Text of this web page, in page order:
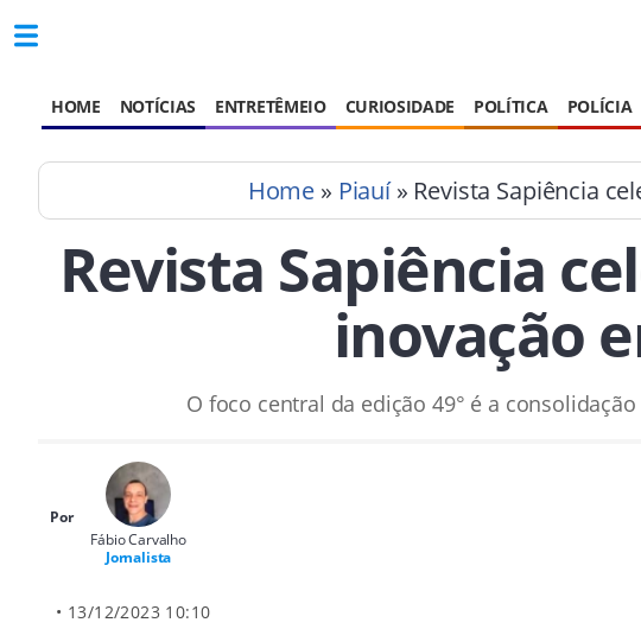
HOME NOTÍCIAS ENTRETÊMEIO CURIOSIDADE POLÍTICA POLÍCIA
Home » Piauí» Revista Sapiência
Revista Sapiência
inovação
O foco central da edição 49° é a
Por
Fábio Carvalho
Jornalista
• 13/12/2023 10:10